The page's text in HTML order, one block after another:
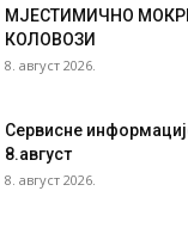
МЈЕСТИМИЧНО
КОЛОВОЗИ
8. август 2026.
Сервисне
8.август
8. август 2026.